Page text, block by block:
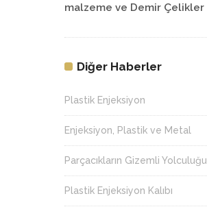
malzeme ve Demir Çelikler
Diğer Haberler
Plastik Enjeksiyon
Enjeksiyon, Plastik ve Metal
Parçacıkların Gizemli Yolculuğu
Plastik Enjeksiyon Kalıbı